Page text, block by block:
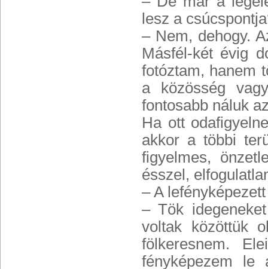
lesz a
– Nem, dehogy.
Másfél-két évig
fotóztam, hanem
a közösség
fontosabb náluk
Ha ott
akkor a többi
figyelmes,
ésszel,
– A
– Tök
voltak közöttük
fölkeresnem.
fényképezem